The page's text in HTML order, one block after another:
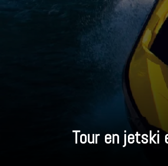
Tour en jetski